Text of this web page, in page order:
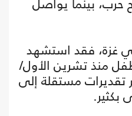
غزة، فقد استشهد
عن 20 ألف طفل منذ تشرين الأول/
تشير تقديرات مستقلة إلى
بكثير.